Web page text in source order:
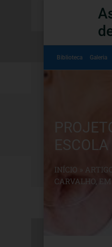
Biblioteca Galeria
INÍCIO »
CARVALHO, EM